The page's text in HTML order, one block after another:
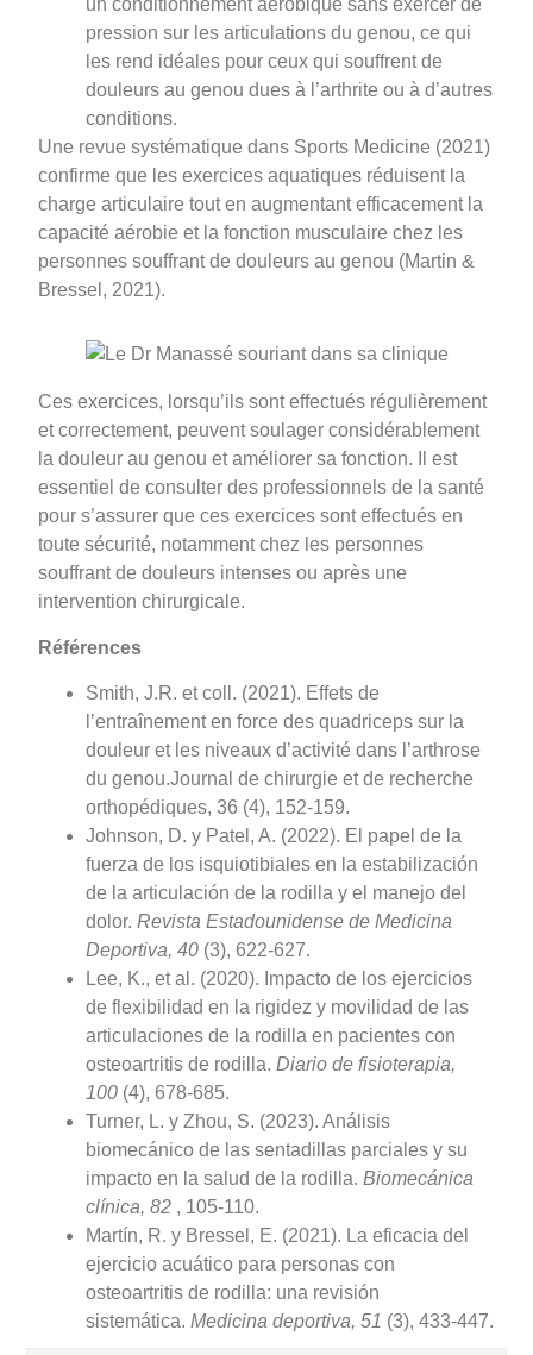
un conditionnement aérobique sans exercer de
pression sur les articulations du genou, ce qui
les rend idéales pour ceux qui souffrent de
douleurs au genou dues à l’arthrite ou à d’autres
conditions.
Une revue systématique dans Sports Medicine (2021)
confirme que les exercices aquatiques réduisent la
charge articulaire tout en augmentant efficacement la
capacité aérobie et la fonction musculaire chez les
personnes souffrant de douleurs au genou (Martin &
Bressel, 2021).
Ces exercices, lorsqu’ils sont effectués régulièrement
et correctement, peuvent soulager considérablement
la douleur au genou et améliorer sa fonction. Il est
essentiel de consulter des professionnels de la santé
pour s’assurer que ces exercices sont effectués en
toute sécurité, notamment chez les personnes
souffrant de douleurs intenses ou après une
intervention chirurgicale.
Références
Smith, J.R. et coll. (2021). Effets de
l’entraînement en force des quadriceps sur la
douleur et les niveaux d’activité dans l’arthrose
du genou.Journal de chirurgie et de recherche
orthopédiques, 36 (4), 152-159.
Johnson, D. y Patel, A. (2022). El papel de la
fuerza de los isquiotibiales en la estabilización
de la articulación de la rodilla y el manejo del
dolor.Revista Estadounidense de Medicina
Deportiva, 40 (3), 622-627.
Lee, K., et al. (2020). Impacto de los ejercicios
de flexibilidad en la rigidez y movilidad de las
articulaciones de la rodilla en pacientes con
osteoartritis de rodilla.Diario de fisioterapia,
100 (4), 678-685.
Turner, L. y Zhou, S. (2023). Análisis
biomecánico de las sentadillas parciales y su
impacto en la salud de la rodilla.Biomecánica
clínica, 82 , 105-110.
Martín, R. y Bressel, E. (2021). La eficacia del
ejercicio acuático para personas con
osteoartritis de rodilla: una revisión
sistemática.Medicina deportiva, 51 (3), 433-447.